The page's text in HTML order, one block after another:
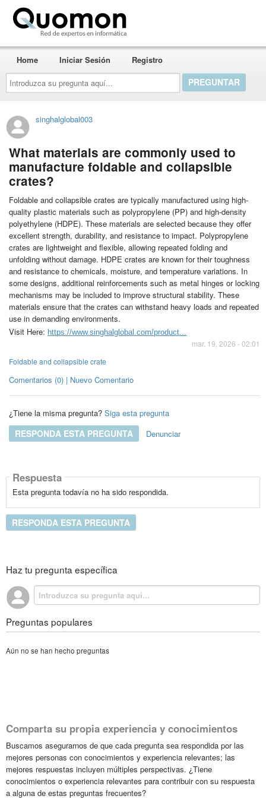
Introduzca
su
pregunta
aquí...
Home Iniciar Sesión Registro
singhalglobal003
What materials are commonly used to
manufacture foldable and collapsible
crates?
Foldable and collapsible crates are typically manufactured using high-
quality plastic materials such as polypropylene (PP) and high-density
polyethylene (HDPE). These materials are selected because they offer
excellent strength, durability, and resistance to impact. Polypropylene
crates are lightweight and flexible, allowing repeated folding and
unfolding without damage. HDPE crates are known for their toughness
and resistance to chemicals, moisture, and temperature variations. In
some designs, additional reinforcements such as metal hinges or locking
mechanisms may be included to improve structural stability. These
materials ensure that the crates can withstand heavy loads and repeated
use in demanding environments.
Visit Here: https://www.singhalglobal.com/product...
mar. 19, 2026 - 02:01
Foldable and collapsible crate
Comentarios (0) | Nuevo Comentario
¿Tiene la misma pregunta? Siga esta pregunta
RESPONDA ESTA PREGUNTA Denunciar
Respuesta
Esta pregunta todavía no ha sido respondida.
RESPONDA ESTA PREGUNTA
Haz tu pregunta específica
Preguntas populares
Aún no se han hecho preguntas
Comparta su propia experiencia y conocimientos
Buscamos asegurarnos de que cada pregunta sea respondida por las
mejores personas con conocimientos y experiencia relevantes; las
mejores respuestas incluyen múltiples perspectivas. ¿Tiene
conocimientos o experiencia relevantes para contribuir con su respuesta
a alguna de estas preguntas frecuentes?